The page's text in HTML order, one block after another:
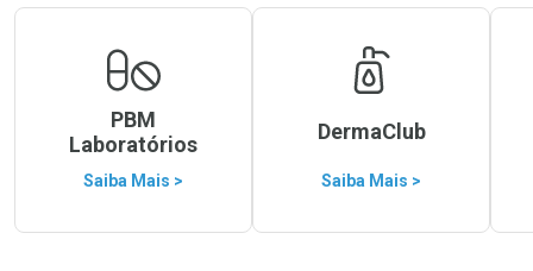
PBM
Laboratórios
Saiba Mais >
DermaClub
Saiba Mais >